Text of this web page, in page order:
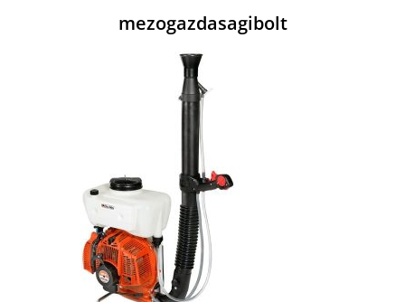
mezogazdasagibolt